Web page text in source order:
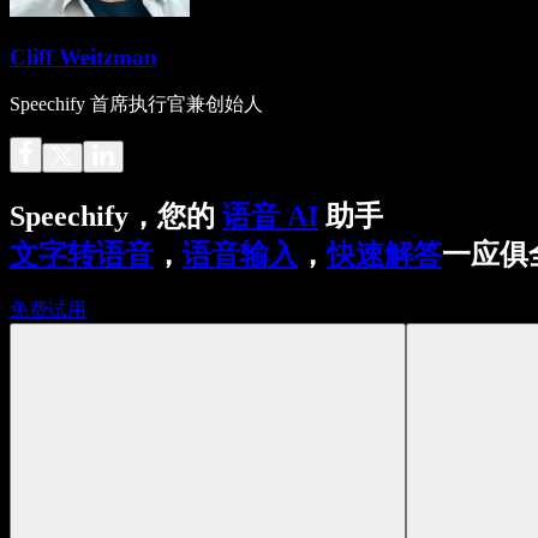
Cliff Weitzman
Speechify 首席执行官兼创始人
Speechify，您的 语音 AI 助手
文字转语音 ， 语音输入 ，快速解答一应俱
免费试用